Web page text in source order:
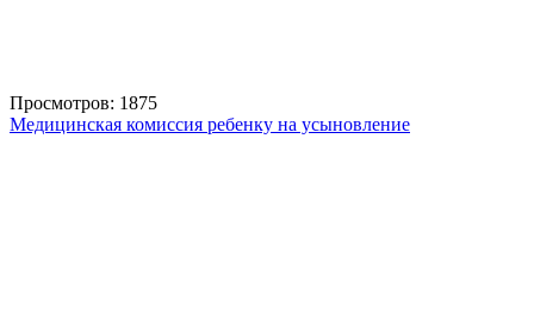
Просмотров: 1875
Медицинская комиссия ребенку на усыновление